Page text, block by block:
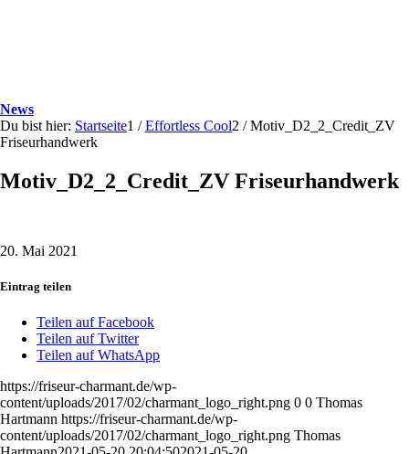
News
Du bist hier: Startseite1 / Effortless Cool2 / Motiv_D2_2_Credit_ZV
Friseurhandwerk
Motiv_D2_2_Credit_ZV Friseurhandwerk
20. Mai 2021
Eintrag teilen
Teilen auf Facebook
Teilen auf Twitter
Teilen auf WhatsApp
https://friseur-charmant.de/wp-
content/uploads/2017/02/charmant_logo_right.png 0 0 Thomas
Hartmann https://friseur-charmant.de/wp-
content/uploads/2017/02/charmant_logo_right.png Thomas